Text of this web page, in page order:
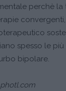
perchè la
spesso le
bipolare.